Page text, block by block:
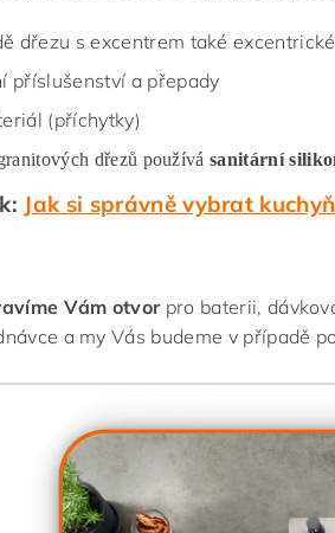
dřezu s excentrem také
příslušenství a přepady
(příchytky)
dřezů používásanitární
Jak si správně vybrat
Vám otvorpro baterii,
a my Vás budeme v případě